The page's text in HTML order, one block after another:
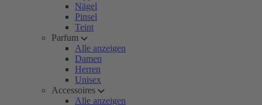
Nägel
Pinsel
Teint
Parfum
Alle anzeigen
Damen
Herren
Unisex
Accessoires
Alle anzeigen